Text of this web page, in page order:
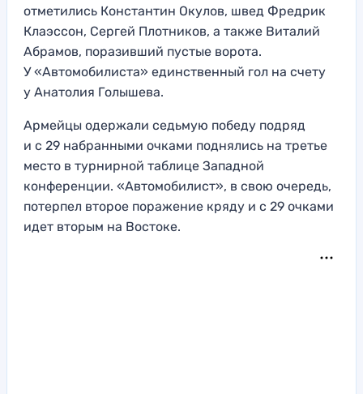
отметились Константин Окулов, швед Фредрик
Клаэссон, Сергей Плотников, а также Виталий
Абрамов, поразивший пустые ворота.
У «Автомобилиста» единственный гол на счету
у Анатолия Голышева.
Армейцы одержали седьмую победу подряд
и с 29 набранными очками поднялись на третье
место в турнирной таблице Западной
конференции. «Автомобилист», в свою очередь,
потерпел второе поражение кряду и с 29 очками
идет вторым на Востоке.